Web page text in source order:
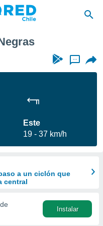
...
Este
19
37 km/h
a un ciclón que
central
Instalar